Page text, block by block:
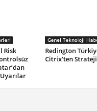
Risk
Genel Teknoloji
Redington
Citrix’ten